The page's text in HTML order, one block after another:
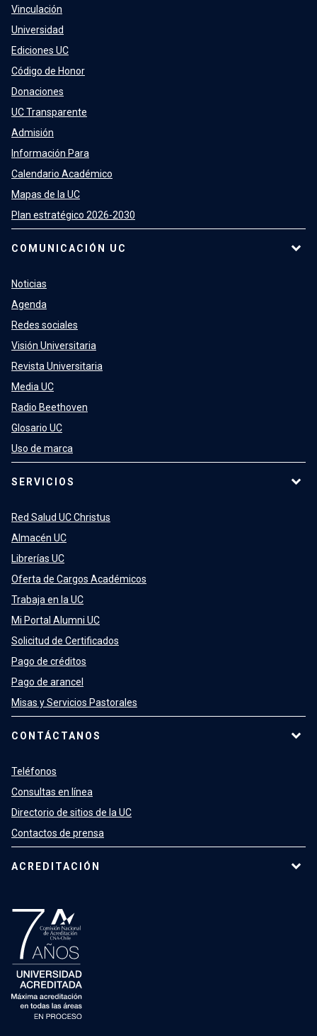
Vinculación
Universidad
Ediciones UC
Código de Honor
Donaciones
UC Transparente
Admisión
Información Para
Calendario Académico
Mapas de la UC
Plan estratégico 2026-2030
COMUNICACIÓN UC
Noticias
Agenda
Redes sociales
Visión Universitaria
Revista Universitaria
Media UC
Radio Beethoven
Glosario UC
Uso de marca
SERVICIOS
Red Salud UC Christus
Almacén UC
Librerías UC
Oferta de Cargos Académicos
Trabaja en la UC
Mi Portal Alumni UC
Solicitud de Certificados
Pago de créditos
Pago de arancel
Misas y Servicios Pastorales
CONTÁCTANOS
Teléfonos
Consultas en línea
Directorio de sitios de la UC
Contactos de prensa
ACREDITACIÓN